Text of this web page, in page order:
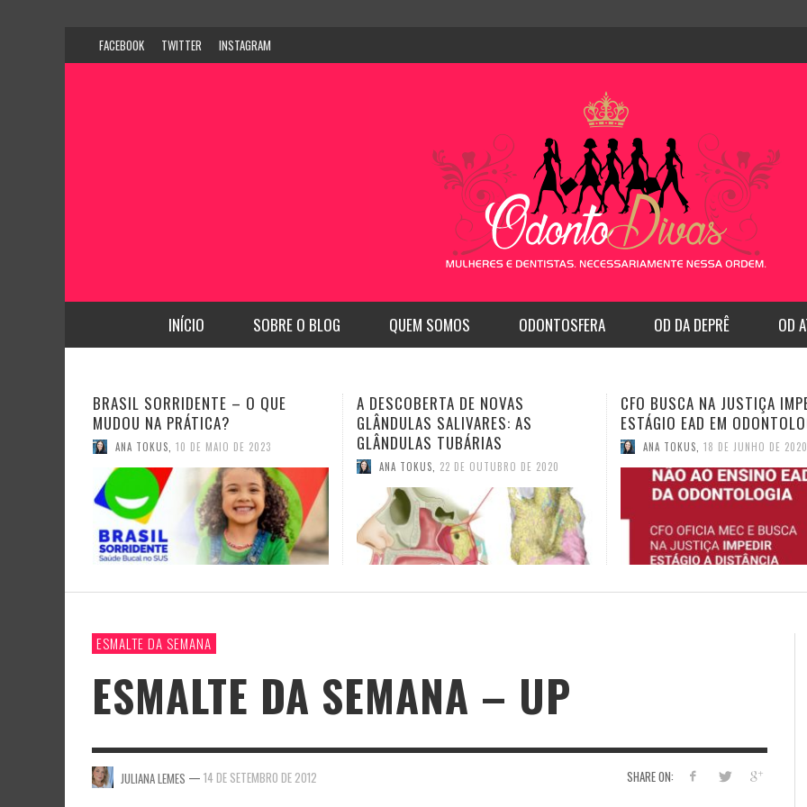
FACEBOOK TWITTER INSTAGRAM
INÍCIO SOBRE O BLOG QUEM SOMOS ODONTOSFERA OD DA DEPRÊ OD
A DESCOBERTA DE NOVAS
GLÂNDULAS SALIVARES: AS
GLÂNDULAS TUBÁRIAS
ANA TOKUS, 22 DE OUTUBRO DE 2020
CFO BUSCA NA JUSTIÇA IMPEDIR
ESTÁGIO EAD EM ODONTOLOGIA
ANA TOKUS 18 DE JUNHO DE 2020
CFO REGULAMENTA A
TELEODONTOLOGIA
ANA TOKUS 4 DE JUNHO DE 2020
ESMALTE DA SEMANA
ESMALTE DA SEMANA – UP
SHARE ON:
JULIANA LEMES — 14 DE SETEMBRO DE 2012